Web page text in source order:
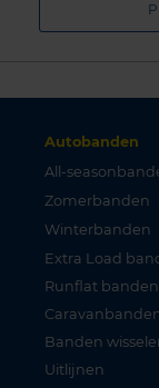
Autobanden
All-
Zomerbanden
Winterbanden
Extra Load
Runflat banden
Banden
Uitlijnen